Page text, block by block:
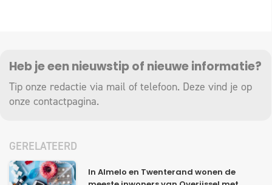
Heb je een nieuwstip of nieuwe informatie?
Tip onze redactie via mail of telefoon. Deze vind je op
onze contactpagina.
GERELATEERD
In Almelo en Twenterand wonen de